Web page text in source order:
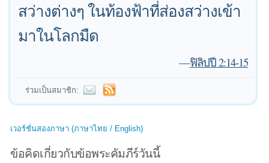
สว่างต่างๆ ในท้องฟ้าที่ส่องสว่างเข้า
มาในโลกมืด
—ฟิลิปปี 2:14-15
ร่วมเป็นสมาชิก:
เวอร์ชั่นสองภาษา (ภาษาไทย / English)
ข้อคิดเกี่ยวกับข้อพระคัมภีร์วันนี้